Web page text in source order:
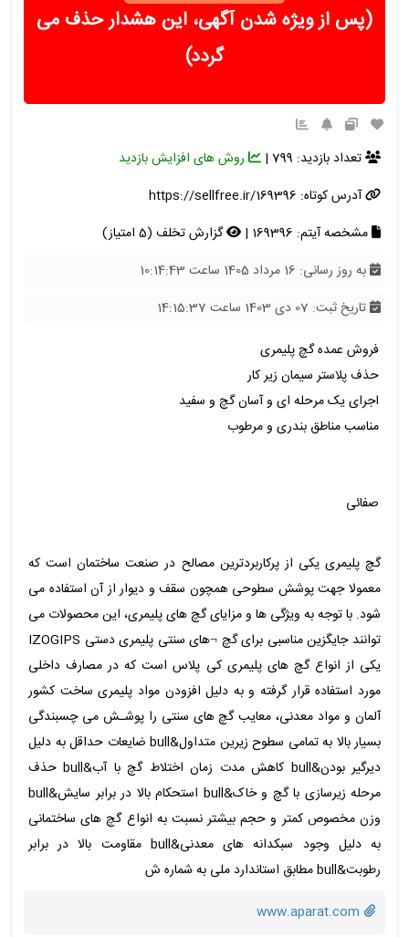
(پس از ویژه شدن آگهی، این هشدار حذف می
گردد)
تعداد بازدید: 799 |
روش های افزایش بازدید
آدرس کوتاه: https://sellfree.ir/169396
مشخصه آیتم: 169396 |
گزارش تخلف (5 امتیاز)
به روز رسانی: 16 مرداد 1405 ساعت 10:14:43
تاریخ ثبت: 07 دی 1403 ساعت 14:15:37
فروش عمده گچ پلیمری
حذف پلاستر سیمان زیر کار
اجرای یک مرحله ای و آسان گچ و سفید
مناسب مناطق بندری و مرطوب
صفائی
گچ پلیمری یکی از پرکاربردترین مصالح در صنعت ساختمان است که
معمولا جهت پوشش سطوحی همچون سقف و دیوار از آن استفاده می
شود. با توجه به ویژگی ها و مزایای گچ های پلیمری، این محصولات می
توانند جایگزین مناسبی برای گچ ¬های سنتی پلیمری دستی IZOGIPS
یکی از انواع گچ های پلیمری کی پلاس است که در مصارف داخلی
مورد استفاده قرار گرفته و به دلیل افزودن مواد پلیمری ساخت کشور
آلمان و مواد معدنی، معایب گچ های سنتی را پوشـش می چسبندگی
بسیار بالا به تمامی سطوح زیرین متداول&bull ضایعات حداقل به دلیل
دیرگیر بودن&bull کاهش مدت زمان اختلاط گچ با آب&bull حذف
مرحله زیرسازی با گچ و خاک&bull استحکام بالا در برابر سایش&bull
وزن مخصوص کمتر و حجم بیشتر نسبت به انواع گچ های ساختمانی
به دلیل وجود سبکدانه های معدنی&bull مقاومت بالا در برابر
رطوبت&bull مطابق استاندارد ملی به شماره ش